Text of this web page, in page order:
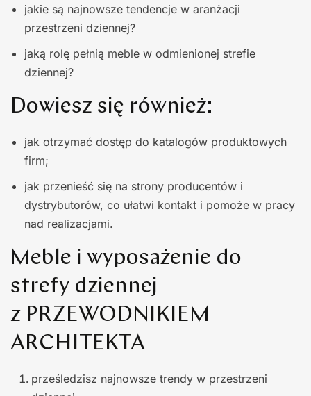
jakie są najnowsze tendencje w aranżacji
przestrzeni dziennej?
jaką rolę pełnią meble w odmienionej strefie
dziennej?
Dowiesz się również:
jak otrzymać dostęp do katalogów produktowych
firm;
jak przenieść się na strony producentów i
dystrybutorów, co ułatwi kontakt i pomoże w pracy
nad realizacjami.
Meble i wyposażenie do
strefy dziennej
z PRZEWODNIKIEM
ARCHITEKTA
prześledzisz najnowsze trendy w przestrzeni